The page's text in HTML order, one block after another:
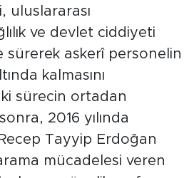
uluslararası
ve devlet ciddiyeti
sürerek askerî personelin
kalmasını
sürecin ortadan
2016 yılında
Tayyip Erdoğan
mücadelesi veren